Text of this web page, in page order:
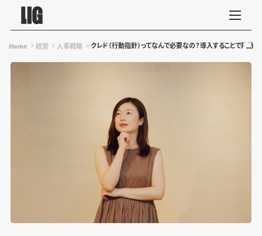
Home 経営 人事戦略 クレド（行動指針）ってなんで必要なの？導入することで期待